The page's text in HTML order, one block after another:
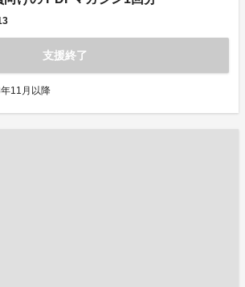
支援終了
11月以降